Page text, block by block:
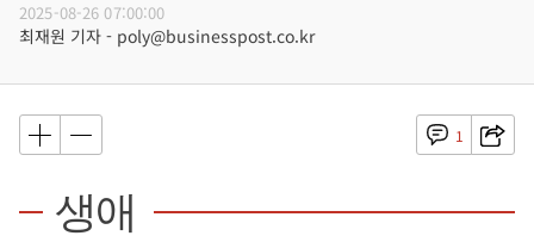
2025-08-26 07:00:00
최재원 기자 - poly@businesspost.co.kr
1
생애